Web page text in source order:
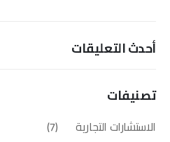
أحدث التعليقات
تصنيفات
الاستشارات التجارية
(7)